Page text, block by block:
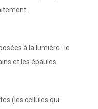
à la lumière : le
et les épaules.
(les cellules qui